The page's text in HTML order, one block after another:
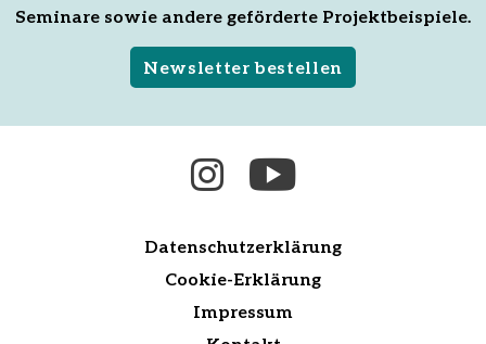
Seminare sowie andere geförderte Projektbeispiele.
Newsletter bestellen
Datenschutzerklärung
Cookie-Erklärung
Impressum